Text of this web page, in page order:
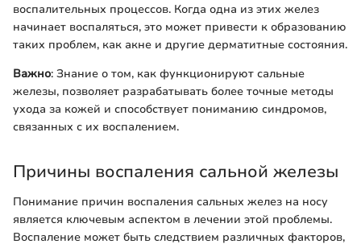
воспалительных процессов. Когда одна из этих желез
начинает воспаляться, это может привести к образованию
таких проблем, как акне и другие дерматитные состояния.
Важно: Знание о том, как функционируют сальные
железы, позволяет разрабатывать более точные методы
ухода за кожей и способствует пониманию синдромов,
связанных с их воспалением.
Причины воспаления сальной железы
Понимание причин воспаления сальных желез на носу
является ключевым аспектом в лечении этой проблемы.
Воспаление может быть следствием различных факторов,